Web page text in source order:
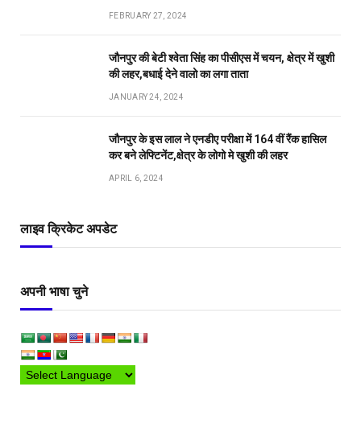
FEBRUARY 27, 2024
जौनपुर की बेटी श्वेता सिंह का पीसीएस में चयन, क्षेत्र में खुशी
की लहर,बधाई देने वालो का लगा ताता
JANUARY 24, 2024
जौनपुर के इस लाल ने एनडीए परीक्षा में 164 वीं रैंक हासिल
कर बने लेफ्टिनेंट,क्षेत्र के लोगो मे खुशी की लहर
APRIL 6, 2024
लाइव क्रिकेट अपडेट
अपनी भाषा चुने